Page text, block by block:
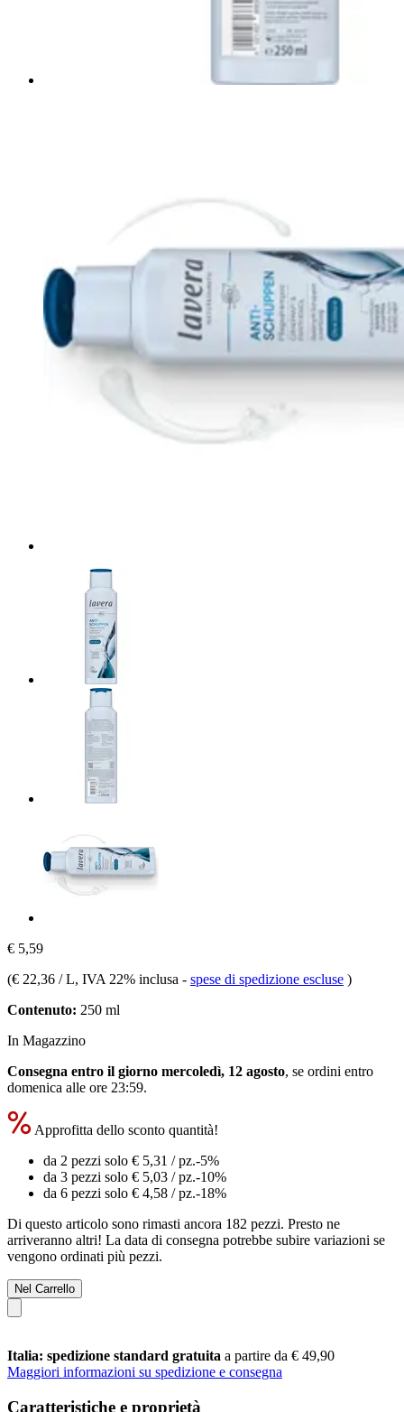
€ 5,59
(€ 22,36 / L, IVA 22% inclusa - spese di spedizione escluse )
Contenuto: 250 ml
In Magazzino
Consegna entro il giorno mercoledì, 12 agosto, se ordini entro
domenica alle ore 23:59.
Approfitta dello sconto quantità!
da 2 pezzi solo € 5,31 / pz.-5%
da 3 pezzi solo € 5,03 / pz.-10%
da 6 pezzi solo € 4,58 / pz.-18%
Di questo articolo sono rimasti ancora 182 pezzi. Presto ne
arriveranno altri! La data di consegna potrebbe subire variazioni se
vengono ordinati più pezzi.
Nel Carrello
Italia: spedizione standard gratuita a partire da € 49,90
Maggiori informazioni su spedizione e consegna
Caratteristiche e proprietà